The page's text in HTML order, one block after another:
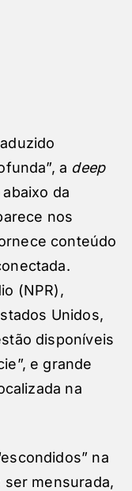
a deep
da
nos
conteúdo
(NPR),
Unidos,
disponíveis
e grande
na
na
mensurada,